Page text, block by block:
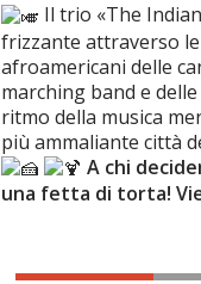
Il trio «The
frizzante attraverso
afroamericani delle
marching band e
ritmo della musica
più ammaliante città
A chi
una fetta di torta!